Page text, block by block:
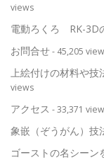
views
電動ろくろ RK-3D
お問合せ- 45,205
上絵付けの材料や技
views
アクセス - 33,371
象嵌（ぞうがん）技
ゴーストの名シーン